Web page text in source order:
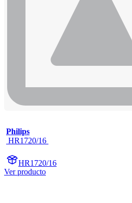
Philips
HR1720/16
HR1720/16
Ver producto